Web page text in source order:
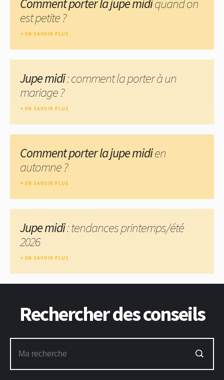
Comment porter la jupe midiquand on
est petite ?
EN SAVOIR PLUS
Jupe midi: comment la porter à un
mariage ?
EN SAVOIR PLUS
Comment porter la jupe midien
automne ?
EN SAVOIR PLUS
Jupe midi: tendances printemps/été
2026
EN SAVOIR PLUS
Rechercher des conseils